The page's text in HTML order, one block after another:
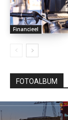
Financieel
FOTOALBUM